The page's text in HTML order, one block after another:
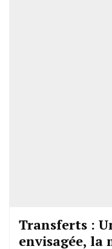
Transferts :
envisagée, la